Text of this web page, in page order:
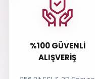
%100 GÜVENLI
ALIŞVERIŞ